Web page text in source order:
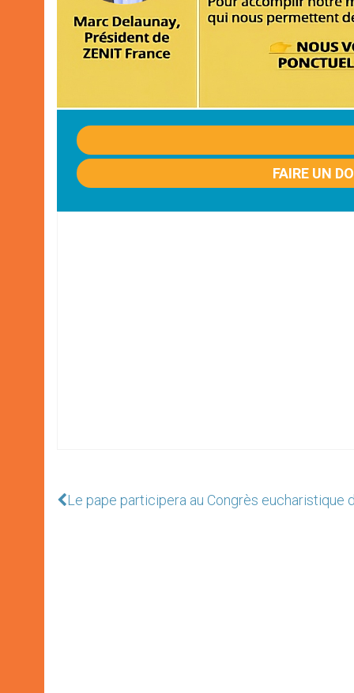
FAIRE UN
Le pape participera au Congrès eucharistique